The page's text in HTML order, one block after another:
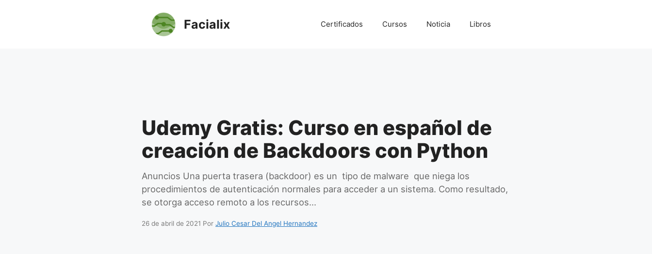
Facialix Certificados Cursos Noticia Libros
Udemy Gratis: Curso en español de
creación de Backdoors con Python
Anuncios Una puerta trasera (backdoor) es un tipo de malware que niega los
procedimientos de autenticación normales para acceder a un sistema. Como resultado,
se otorga acceso remoto a los recursos…
26 de abril de 2021 Por Julio Cesar Del Angel Hernandez